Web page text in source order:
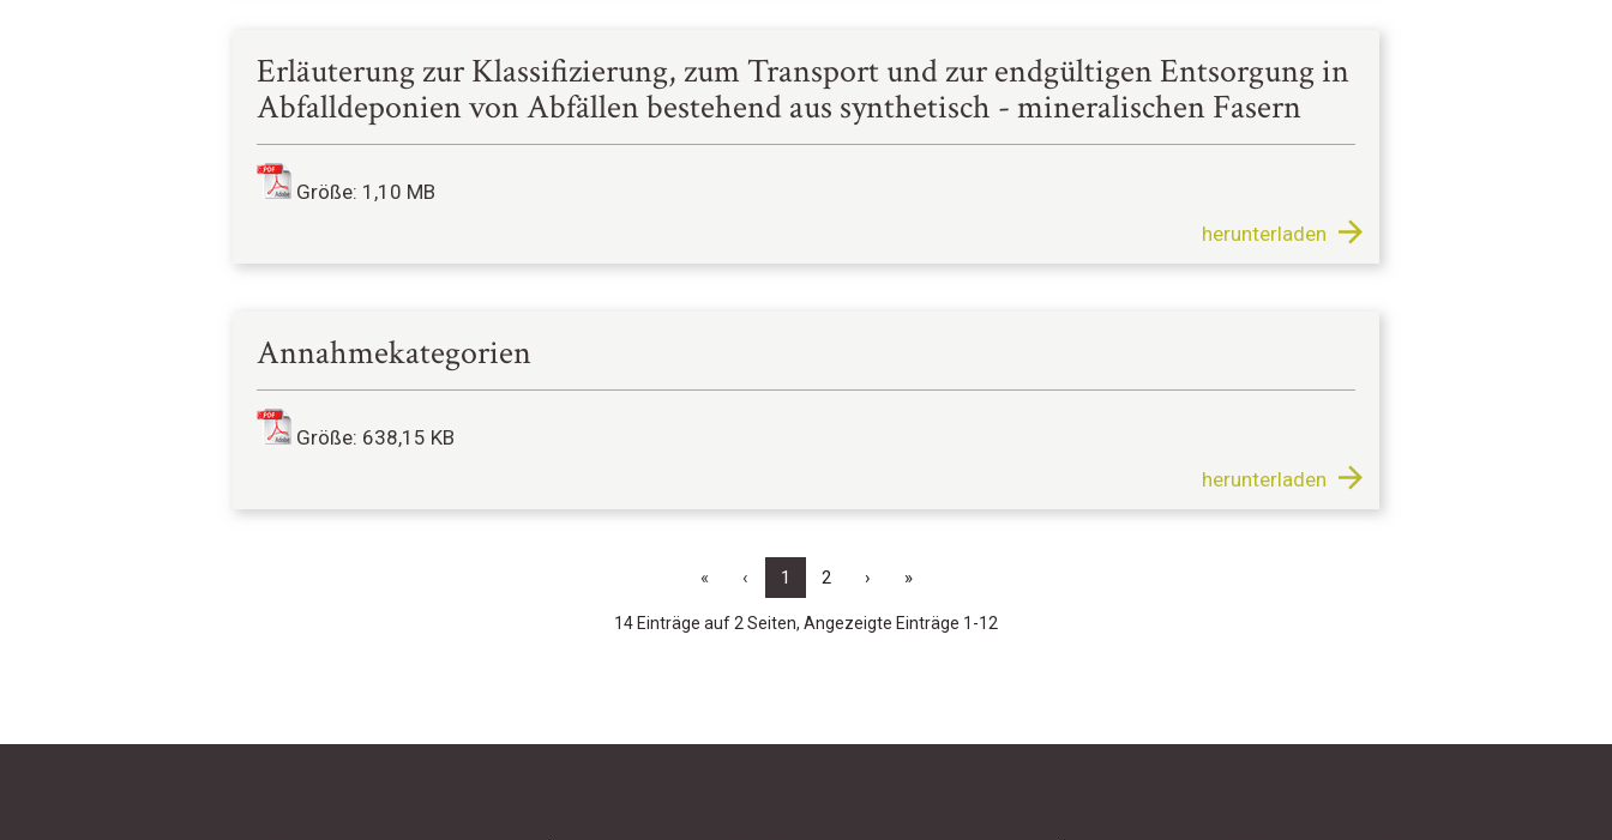
Erläuterung zur Klassifizierung, zum Transport und zur endgültigen Entsorgung in
Abfalldeponien von Abfällen bestehend aus synthetisch - mineralischen Fasern
Größe: 1,10 MB
herunterladen
Annahmekategorien
Größe: 638,15 KB
herunterladen
« ‹ 1 2 › »
14 Einträge auf 2 Seiten, Angezeigte Einträge 1-12